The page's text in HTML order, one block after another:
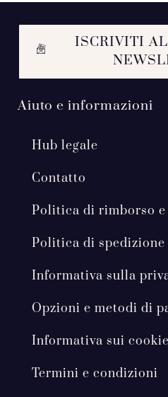
ISCRIVITI
Aiuto e informazioni
Hub legale
Contatto
Politica di rimborso
Politica di spedizione
Informativa sulla
Opzioni e metodi di
Informativa sui cookie
Termini e condizioni